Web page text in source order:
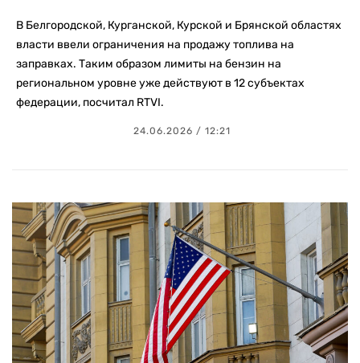
В Белгородской, Курганской, Курской и Брянской областях
власти ввели ограничения на продажу топлива на
заправках. Таким образом лимиты на бензин на
региональном уровне уже действуют в 12 субъектах
федерации, посчитал RTVI.
24.06.2026 / 12:21